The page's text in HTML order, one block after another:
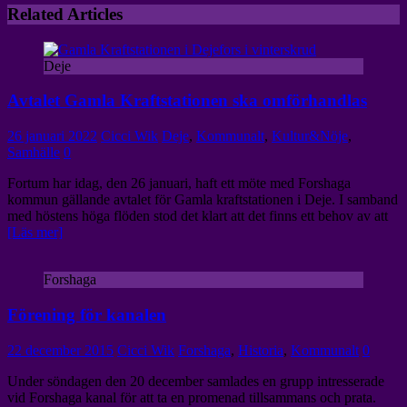
Related Articles
Deje
Avtalet Gamla Kraftstationen ska omförhandlas
26 januari 2022 Cicci Wik Deje, Kommunalt, Kultur&Nöje,
Samhälle 0
Fortum har idag, den 26 januari, haft ett möte med Forshaga
kommun gällande avtalet för Gamla kraftstationen i Deje. I samband
med höstens höga flöden stod det klart att det finns ett behov av att
[Läs mer]
Forshaga
Förening för kanalen
22 december 2015 Cicci Wik Forshaga, Historia, Kommunalt 0
Under söndagen den 20 december samlades en grupp intresserade
vid Forshaga kanal för att ta en promenad tillsammans och prata.